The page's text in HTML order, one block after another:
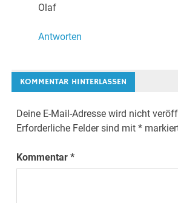
Olaf
Antworten
KOMMENTAR HINTERLASSEN
Deine E-Mail-Adresse wird nicht
Erforderliche Felder sind mit*
Kommentar*